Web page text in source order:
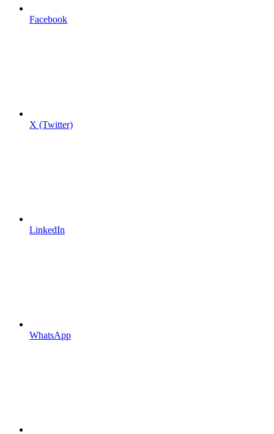
Facebook
X (Twitter)
LinkedIn
WhatsApp